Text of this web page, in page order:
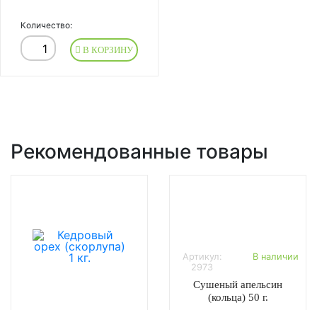
Количество:
В КОРЗИНУ
Рекомендованные товары
Артикул:
2973
В наличии
Сушеный апельсин
(кольца) 50 г.